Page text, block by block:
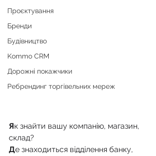
Проєктування
Бренди
Будівництво
Kommo CRM
Дорожні покажчики
Ребрендинг торгівельних мереж
Як знайти вашу компанію, магазин,
склад?
Де знаходиться відділення банку,